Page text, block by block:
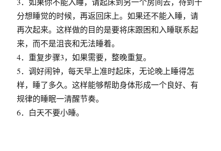
分想睡觉的时候，再返回床上。如果还不能入睡，请
再次起来。这样做的目的是要将床跟困和入睡联系起
来，而不是沮丧和无法睡着。
4．重复步骤3，如果需要，整晚重复。
5．调好闹钟，每天早上准时起床，无论晚上睡得怎
样，睡了多久。这样能够帮助身体形成一个良好、有
规律的睡眠一清醒节奏。
6．白天不要小睡。